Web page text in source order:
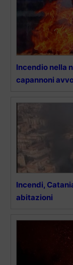
Incendio nella
capannoni
Incendi,
abitazioni